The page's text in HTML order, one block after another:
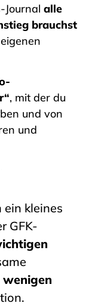
Journal alle
brauchst
, mit der du
und von
und
kleines
GFK-